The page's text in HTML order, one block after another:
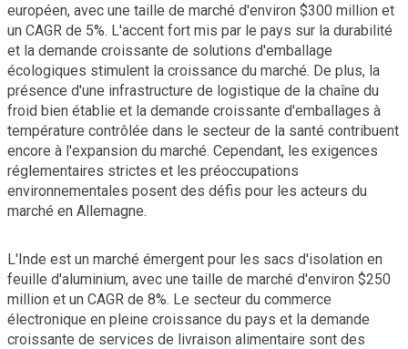
européen, avec une taille de marché d'environ $300 million et
un CAGR de 5%. L'accent fort mis par le pays sur la durabilité
et la demande croissante de solutions d'emballage
écologiques stimulent la croissance du marché. De plus, la
présence d'une infrastructure de logistique de la chaîne du
froid bien établie et la demande croissante d'emballages à
température contrôlée dans le secteur de la santé contribuent
encore à l'expansion du marché. Cependant, les exigences
réglementaires strictes et les préoccupations
environnementales posent des défis pour les acteurs du
marché en Allemagne.
L'Inde est un marché émergent pour les sacs d'isolation en
feuille d'aluminium, avec une taille de marché d'environ $250
million et un CAGR de 8%. Le secteur du commerce
électronique en pleine croissance du pays et la demande
croissante de services de livraison alimentaire sont des